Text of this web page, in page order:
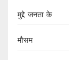
मुद्दे जनता के
मौसम